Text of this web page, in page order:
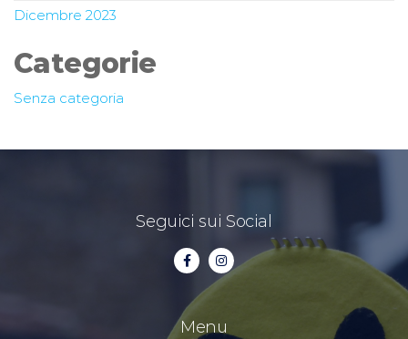
Dicembre 2023
Categorie
Senza categoria
Seguici sui Social
Menu